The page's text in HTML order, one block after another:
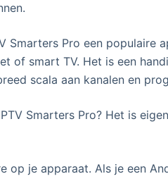
Smarters Pro een populaire
of smart TV. Het is een
scala aan kanalen en
Smarters Pro? Het is
op je apparaat. Als je een